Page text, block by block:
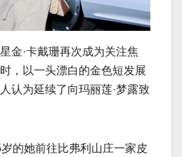
金·卡戴珊再次成为关注焦
，以一头漂白的金色短发展
认为延续了向玛丽莲·梦露致
的她前往比弗利山庄一家皮